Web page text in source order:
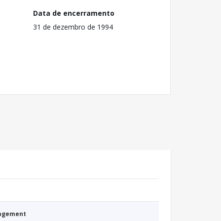
Data de encerramento
31 de dezembro de 1994